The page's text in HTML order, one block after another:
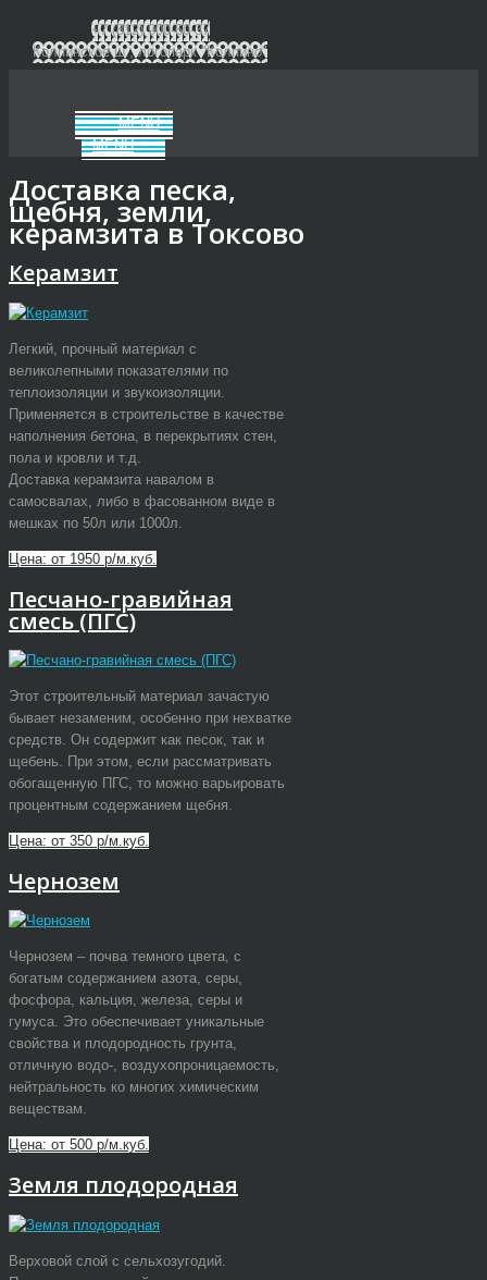
+7 (812) 900-60-37
Колпинское ш., логопарк "Колпино"
MENU
MENU
Доставка песка,
щебня, земли,
керамзита в Токсово
Керамзит
Легкий, прочный материал с
великолепными показателями по
теплоизоляции и звукоизоляции.
Применяется в строительстве в качестве
наполнения бетона, в перекрытиях стен,
пола и кровли и т.д.
Доставка керамзита навалом в
самосвалах, либо в фасованном виде в
мешках по 50л или 1000л.
Цена: от 1950 р/м.куб.
Песчано-гравийная
смесь (ПГС)
Этот строительный материал зачастую
бывает незаменим, особенно при нехватке
средств. Он содержит как песок, так и
щебень. При этом, если рассматривать
обогащенную ПГС, то можно варьировать
процентным содержанием щебня.
Цена: от 350 р/м.куб.
Чернозем
Чернозем – почва темного цвета, с
богатым содержанием азота, серы,
фосфора, кальция, железа, серы и
гумуса. Это обеспечивает уникальные
свойства и плодородность грунта,
отличную водо-, воздухопроницаемость,
нейтральность ко многих химическим
веществам.
Цена: от 500 р/м.куб.
Земля плодородная
Верховой слой с сельхозугодий.